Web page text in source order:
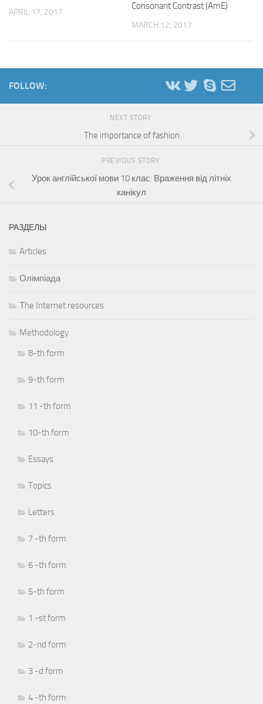
APRIL 17, 2017
Consonant Contrast (AmE)
MARCH 12, 2017
FOLLOW:
NEXT STORY
The importance of fashion
PREVIOUS STORY
Урок англійської мови 10 клас: Враження від літніх
канікул
РАЗДЕЛЫ
Articles
Олімпіада
Тhe Internet resources
Methodology
8-th form
9-th form
11 -th form
10-th form
Essays
Topics
Letters
7 -th form
6 -th form
5-th form
1 -st form
2-nd form
3 -d form
4 -th form